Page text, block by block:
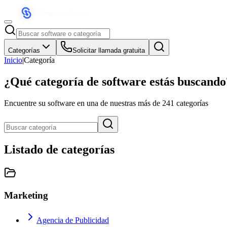
Categorías Solicitar llamada gratuita
Inicio|Categoría
¿Qué categoría de software estás
Encuentre su software en una de nuestras más de 241 categorías
Listado de categorías
Marketing
Agencia de Publicidad